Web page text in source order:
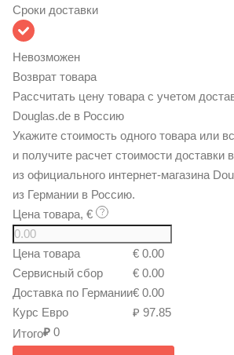
Сроки доставки
Невозможен
Возврат товара
Рассчитать цену товара с учетом
Douglas.de в Россию
Укажите стоимость одного товара или
и получите расчет стоимости доставки
из официального интернет-магазина
из Германии в Россию.
Цена товара, €
Цена товара
€ 0.00
Сервисный сбор
€ 0.00
Доставка по Германии€ 0.00
Курс Евро
₽ 97.85
Итого₽ 0